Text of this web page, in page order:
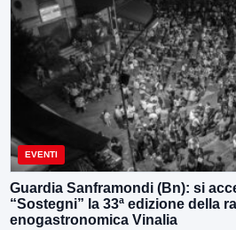
EVENTI
Guardia Sanframondi (Bn): si
“Sostegni” la 33ª edizione della
enogastronomica Vinalia